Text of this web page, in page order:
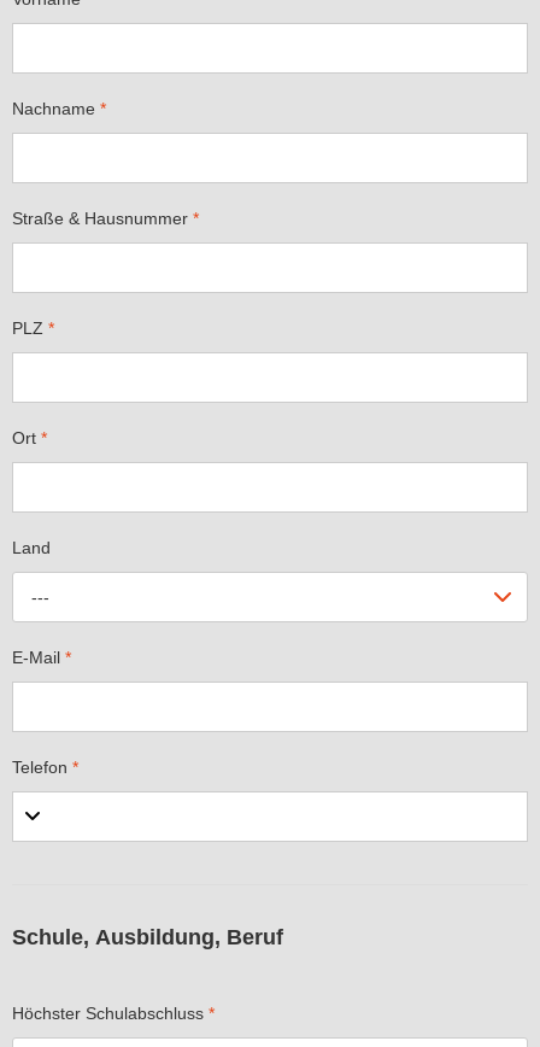
Nachname *
Straße & Hausnummer *
PLZ *
Ort *
Land
---
E-Mail *
Telefon *
Schule, Ausbildung, Beruf
Höchster Schulabschluss *